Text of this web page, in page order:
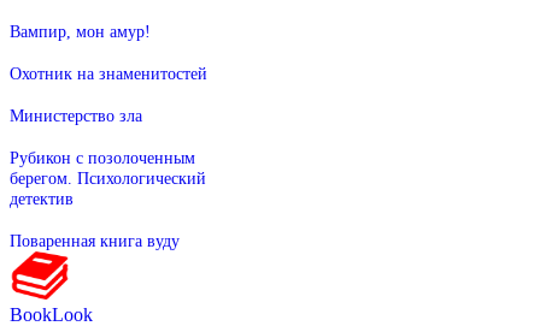
Вампир, мон амур!
Охотник на знаменитостей
Министерство зла
Рубикон с позолоченным
берегом. Психологический
детектив
Поваренная книга вуду
BookLook